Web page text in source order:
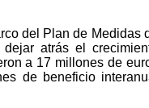
del Plan de Medidas
atrás el
a 17 millones de
de beneficio